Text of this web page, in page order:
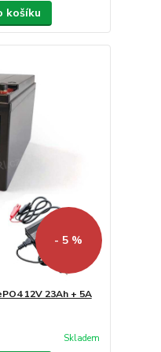
košíku
- 5 %
12V 23Ah + 5A
Skladem